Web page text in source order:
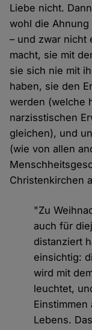
Liebe nicht.
wohl die
– und zwar nicht
macht, sie mit
sie sich nie mit
haben, sie den
werden (welche
narzisstischen
gleichen), und
(wie von allen
Christenkirchen
"Zu
auch für
distanziert
einsichtig:
wird mit
leuchtet,
Lebens.